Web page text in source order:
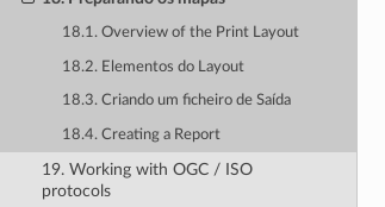
18.1. Overview of the Print Layout
18.2. Elementos do Layout
18.3. Criando um ficheiro de Saída
18.4. Creating a Report
19. Working with OGC / ISO
protocols